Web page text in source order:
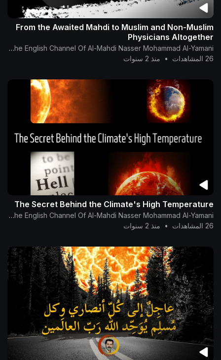
From the Awaited Mahdi to Muslim and Non-Muslim
Physicians Altogether
The English Channel Of Al-Mahdi Nasser Mohammad Al-Yamani
26 المشاهدات
• منذ 2 سنوات
The Secret Behind the Climate's High Temperature
The English Channel Of Al-Mahdi Nasser Mohammad Al-Yamani
26 المشاهدات
• منذ 2 سنوات